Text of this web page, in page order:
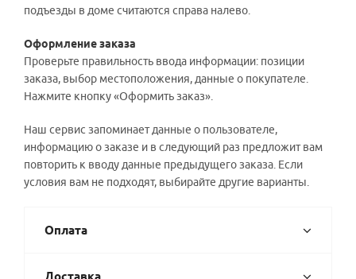
подъезды в доме считаются справа налево.
Оформление заказа
Проверьте правильность ввода информации: позиции
заказа, выбор местоположения, данные о покупателе.
Нажмите кнопку «Оформить заказ».
Наш сервис запоминает данные о пользователе,
информацию о заказе и в следующий раз предложит вам
повторить к вводу данные предыдущего заказа. Если
условия вам не подходят, выбирайте другие варианты.
Оплата